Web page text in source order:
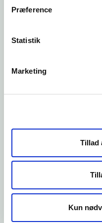
Præference
Statistik
Marketing
Tillad
Kun
Kommunens
Læs mere